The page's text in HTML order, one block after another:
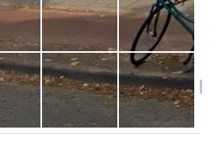
Resort'ta 1+1